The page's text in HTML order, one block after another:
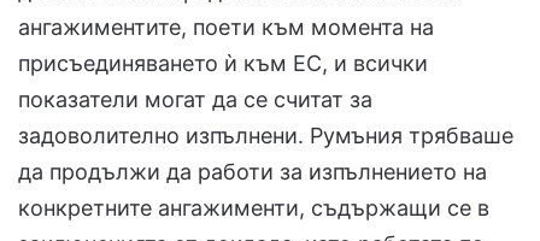
ангажиментите, поети към момента на
присъединяването ѝ към ЕС, и всички
показатели могат да се считат за
задоволително изпълнени. Румъния трябваше
да продължи да работи за изпълнението на
конкретните ангажименти, съдържащи се в